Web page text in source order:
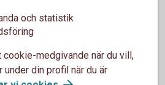
och statistik
cookie-medgivande när du vill,
din profil när du är